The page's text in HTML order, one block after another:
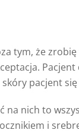
tym, że
pacjent
nich to
i